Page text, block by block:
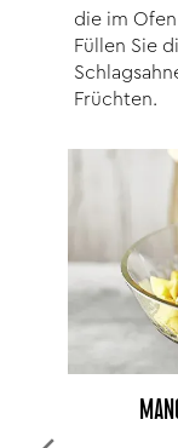
die im
Füllen Sie
Früchten.